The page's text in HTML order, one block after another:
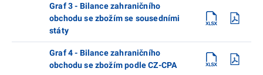
Graf 3 - Bilance zahraničního
obchodu se zbožím se sousedními
státy
Graf 4 - Bilance zahraničního
obchodu se zbožím podle CZ-CPA